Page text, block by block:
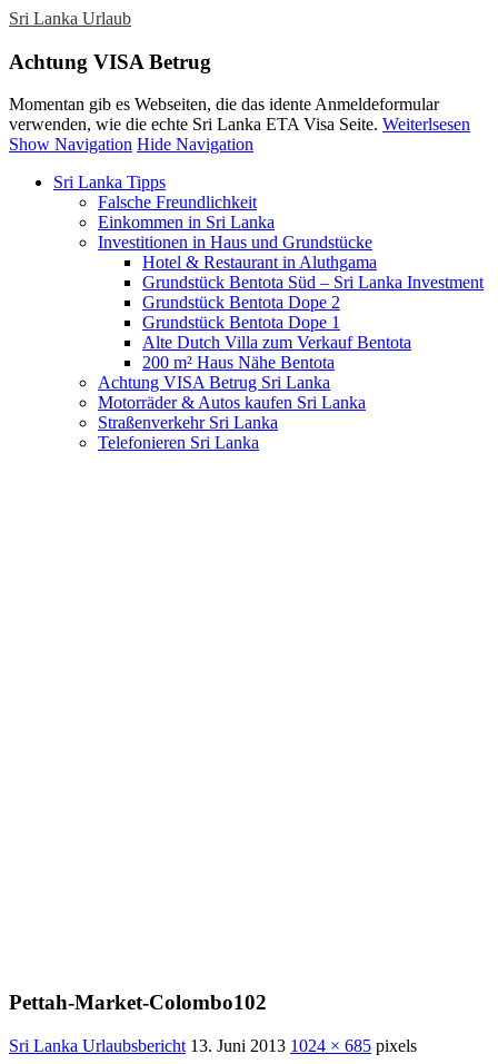
Sri Lanka Urlaub
Achtung VISA Betrug
Momentan gib es Webseiten, die das idente Anmeldeformular
verwenden, wie die echte Sri Lanka ETA Visa Seite. Weiterlsesen
Show Navigation Hide Navigation
Sri Lanka Tipps
Falsche Freundlichkeit
Einkommen in Sri Lanka
Investitionen in Haus und Grundstücke
Hotel & Restaurant in Aluthgama
Grundstück Bentota Süd – Sri Lanka Investment
Grundstück Bentota Dope 2
Grundstück Bentota Dope 1
Alte Dutch Villa zum Verkauf Bentota
200 m² Haus Nähe Bentota
Achtung VISA Betrug Sri Lanka
Motorräder & Autos kaufen Sri Lanka
Straßenverkehr Sri Lanka
Telefonieren Sri Lanka
Pettah-Market-Colombo102
Sri Lanka Urlaubsbericht 13. Juni 2013 1024 × 685 pixels